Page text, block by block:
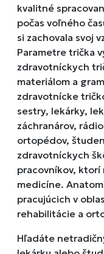
kvalitné
počas voľného
si zachovala svoj
Parametre trička
zdravotníckych
materiálom a
zdravotnícke
sestry, lekárky,
záchranárov,
ortopédov,
zdravotníckych
pracovníkov, ktorí
medicíne.
pracujúcich v
rehabilitácie a
Hľadáte